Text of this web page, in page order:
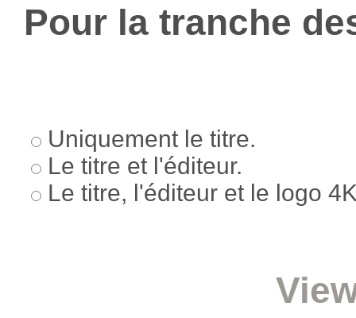
Pour la tranche
Uniquement le titre.
Le titre et l'éditeur.
Le titre, l'éditeur et le logo